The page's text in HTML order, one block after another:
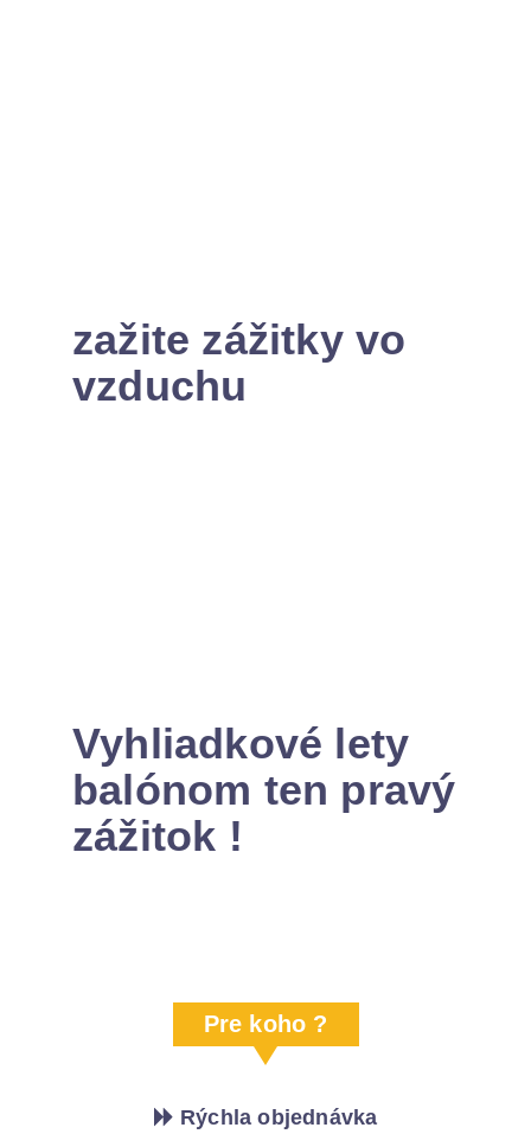
zažite zážitky vo
vzduchu
Vyhliadkové lety
balónom ten pravý
zážitok !
Pre koho ?
Rýchla objednávka